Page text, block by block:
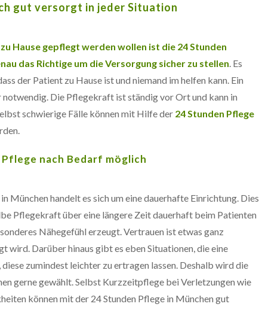
gut versorgt in jeder Situation
Hause gepflegt werden wollen ist die 24 Stunden
das Richtige um die Versorgung sicher zu stellen. Es
der Patient zu Hause ist und niemand im helfen kann. Ein
Die Pflegekraft ist ständig vor Ort und kann in
schwierige Fälle können mit Hilfe der 24 Stunden Pflege
Pflege nach Bedarf möglich
in München handelt es sich um eine dauerhafte Einrichtung. Dies
Pflegekraft über eine längere Zeit dauerhaft beim Patienten
Nähegefühl erzeugt. Vertrauen ist etwas ganz
wird. Darüber hinaus gibt es eben Situationen, die eine
zumindest leichter zu ertragen lassen. Deshalb wird die
gerne gewählt. Selbst Kurzzeitpflege bei Verletzungen wie
können mit der 24 Stunden Pflege in München gut